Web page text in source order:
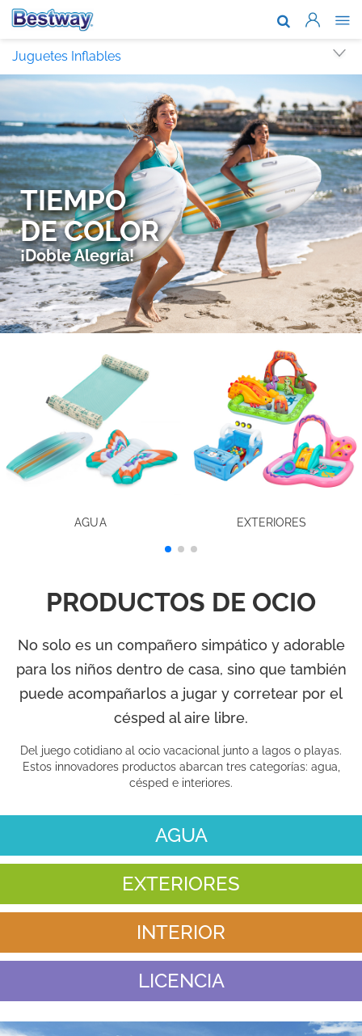
Acerca de
Soporte
Dónde
Noticias
Trabaja
Juguetes Inflables